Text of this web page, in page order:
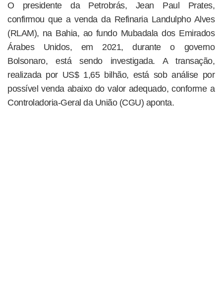
O presidente da Petrobrás, Jean Paul Prates,
confirmou que a venda da Refinaria Landulpho Alves
(RLAM), na Bahia, ao fundo Mubadala dos Emirados
Árabes Unidos, em 2021, durante o governo
Bolsonaro, está sendo investigada. A transação,
realizada por US$ 1,65 bilhão, está sob análise por
possível venda abaixo do valor adequado, conforme a
Controladoria-Geral da União (CGU) aponta.